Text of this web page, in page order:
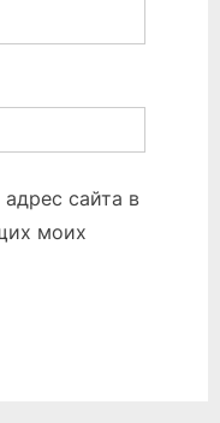
сайта в
моих